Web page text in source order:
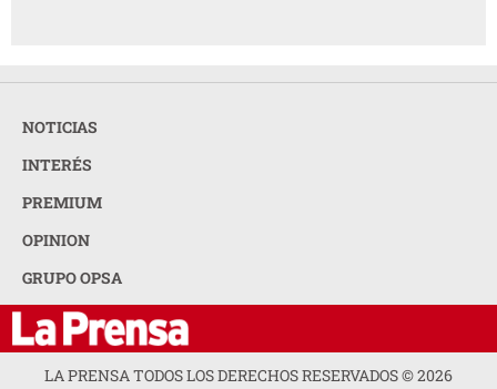
NOTICIAS
INTERÉS
PREMIUM
OPINION
GRUPO OPSA
LA PRENSA TODOS LOS DERECHOS RESERVADOS ©2026